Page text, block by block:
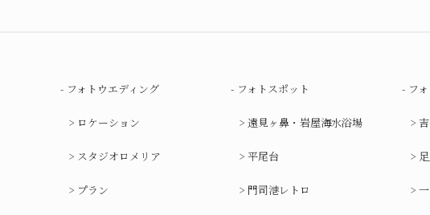
フォトウエディング
ロケーション
スタジオロメリア
プラン
フォトスポット
遠見ヶ鼻・岩屋海水浴場
平尾台
門司港レトロ
フ